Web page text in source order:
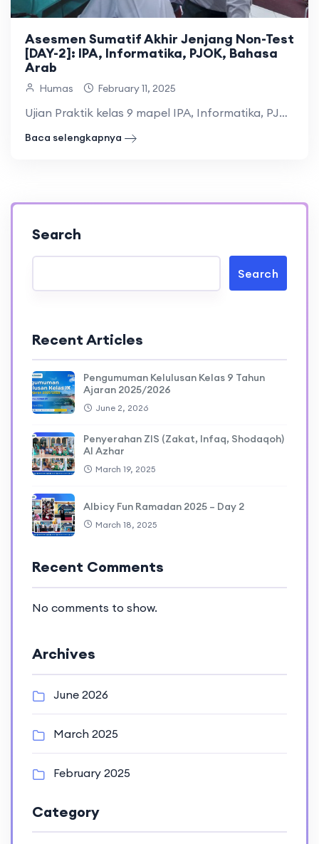
Asesmen Sumatif Akhir Jenjang Non-Test
[DAY-2]: IPA, Informatika, PJOK, Bahasa
Arab
Humas February 11, 2025
Ujian Praktik kelas 9 mapel IPA, Informatika, PJOK, dan Bahasa.
Baca selengkapnya
Search
Search
Recent Articles
Pengumuman Kelulusan Kelas 9 Tahun
Ajaran 2025/2026
June 2, 2026
Penyerahan ZIS (Zakat, Infaq, Shodaqoh)
Al Azhar
March 19, 2025
Albicy Fun Ramadan 2025 – Day 2
March 18, 2025
Recent Comments
No comments to show.
Archives
June 2026
March 2025
February 2025
Category